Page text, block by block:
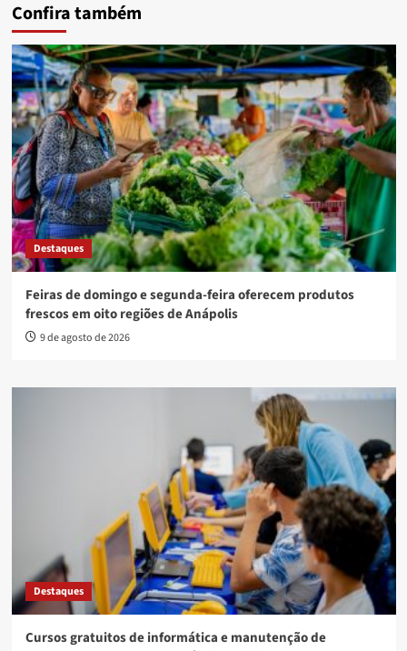
Confira também
Destaques
Feiras de domingo e segunda-feira oferecem produtos
frescos em oito regiões de Anápolis
9 de agosto de 2026
Destaques
Cursos gratuitos de informática e manutenção de